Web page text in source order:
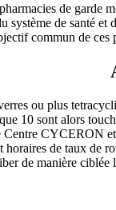
de garde
système de santé
commun de
ou plus
10 sont alors
CYCERON
de taux
de manière